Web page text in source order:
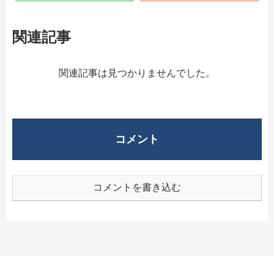
関連記事
関連記事は見つかりませんでした。
コメント
コメントを書き込む